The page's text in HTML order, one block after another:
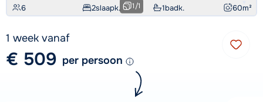
6 2slaapk. 1badk. 60m²
1/1
1 week vanaf
€ 509 per persoon